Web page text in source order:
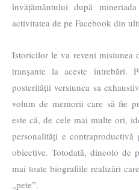
învățământului după
activitatea de pe Facebook din
Istoricilor le va reveni misiunea
tranșante la aceste întrebări.
posterității versiunea sa
volum de memorii care să fie
este că, de cele mai multe ori,
personalități e
obiective. Totodată, dincolo de
mai toate biografiile realizări
„pete”.